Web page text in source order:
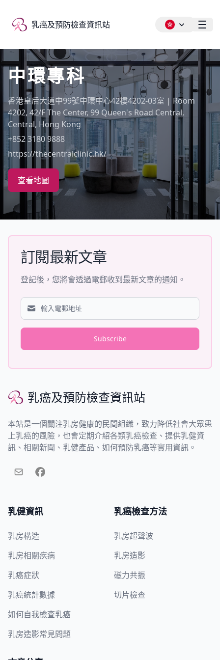
乳癌及預防檢查資訊站
乳癌及預防檢查資訊站
中環專科
香港皇后大道中99號中環中心42樓4202-03室 | Room
4202, 42/F The Center, 99 Queen's Road Central,
Central, Hong Kong
+852 3180 9888
https://thecentralclinic.hk/
查看地圖
訂閱最新文章
登記後，您將會透過電郵收到最新文章的通知。
Subscribe
乳癌及預防檢查資訊站
乳癌及預防檢查資訊站
本站是一個關注乳房健康的民間組織，致力降低社會大眾患
上乳癌的風險，也會定期介紹各類乳癌檢查、提供乳健資
訊、相關新聞、乳健產品、如何預防乳癌等實用資訊。
乳健資訊
乳房構造
乳房相關疾病
乳癌症狀
乳癌統計數據
如何自我檢查乳癌
乳房造影常見問題
乳癌檢查方法
乳房超聲波
乳房造影
磁力共振
切片檢查